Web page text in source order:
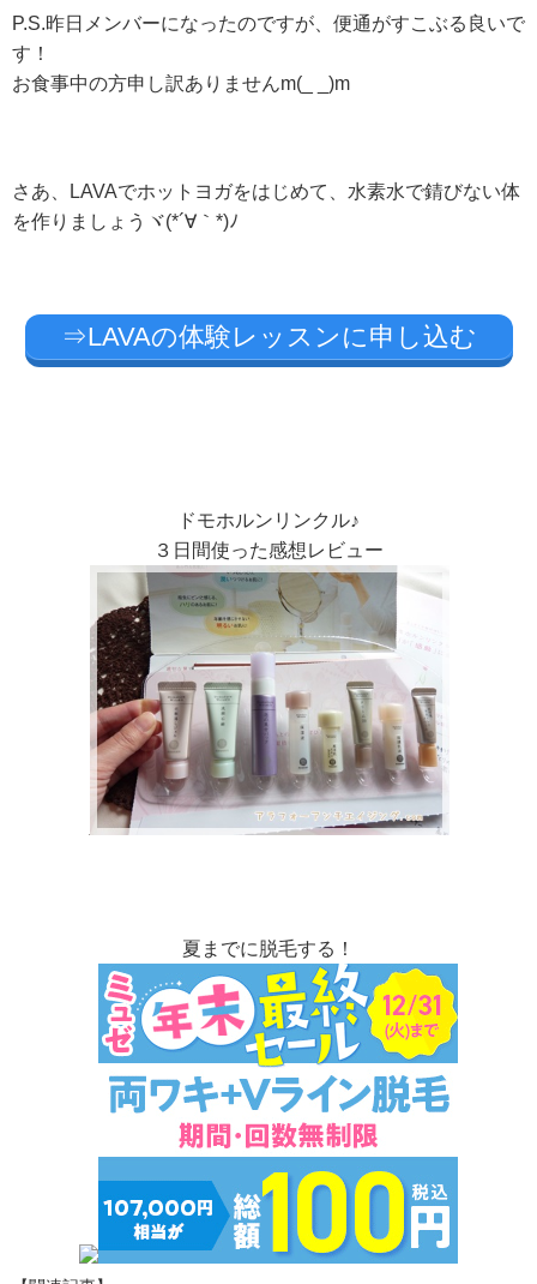
P.S.昨日メンバーになったのですが、便通がすこぶる良いで
す！
お食事中の方申し訳ありませんm(_ _)m
さあ、LAVAでホットヨガをはじめて、水素水で錆びない体
を作りましょうヾ(*´∀｀*)ﾉ
⇒LAVAの体験レッスンに申し込む
ドモホルンリンクル♪
３日間使った感想レビュー
夏までに脱毛する！